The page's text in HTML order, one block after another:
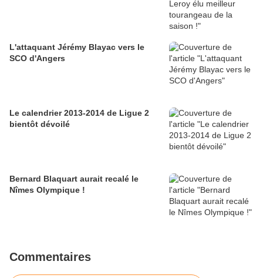
L'attaquant Jérémy Blayac vers le
SCO d'Angers
Le calendrier 2013-2014 de Ligue 2
bientôt dévoilé
Bernard Blaquart aurait recalé le
Nîmes Olympique !
Commentaires